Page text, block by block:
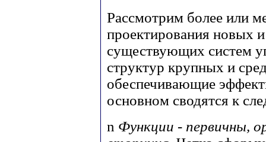
Рассмотрим более или
проектирования новых
существующих систем
структур крупных и
обеспечивающие
основном сводятся к
n Функции - первичны,